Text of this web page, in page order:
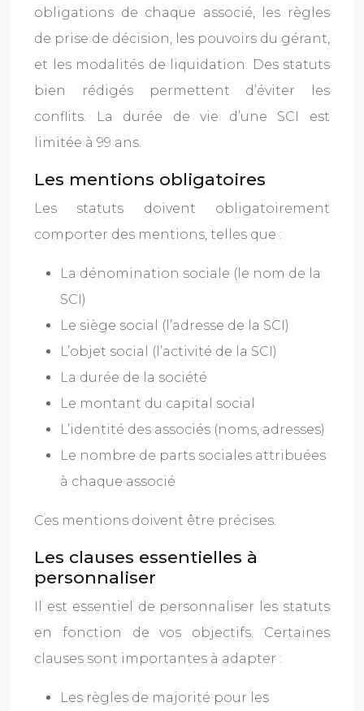
obligations de chaque associé, les règles
de prise de décision, les pouvoirs du gérant,
et les modalités de liquidation. Des statuts
bien rédigés permettent d’éviter les
conflits. La durée de vie d’une SCI est
limitée à 99 ans.
Les mentions obligatoires
Les statuts doivent obligatoirement
comporter des mentions, telles que :
La dénomination sociale (le nom de la
SCI)
Le siège social (l’adresse de la SCI)
L’objet social (l’activité de la SCI)
La durée de la société
Le montant du capital social
L’identité des associés (noms, adresses)
Le nombre de parts sociales attribuées
à chaque associé
Ces mentions doivent être précises.
Les clauses essentielles à
personnaliser
Il est essentiel de personnaliser les statuts
en fonction de vos objectifs. Certaines
clauses sont importantes à adapter :
Les règles de majorité pour les